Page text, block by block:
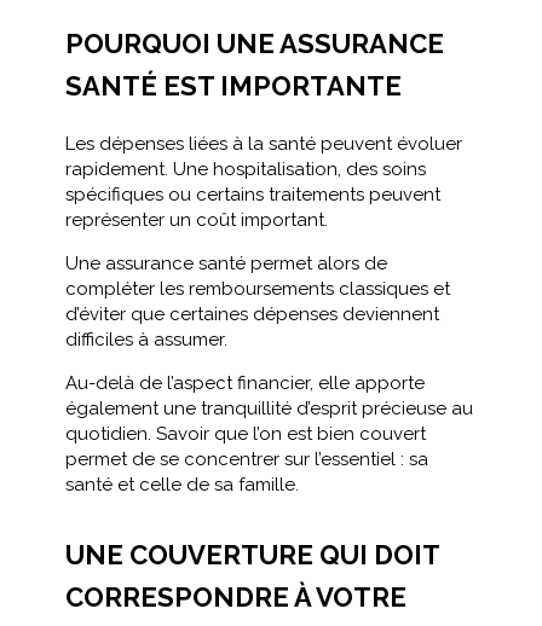
POURQUOI UNE ASSURANCE
SANTÉ EST IMPORTANTE
Les dépenses liées à la santé peuvent évoluer
rapidement. Une hospitalisation, des soins
spécifiques ou certains traitements peuvent
représenter un coût important.
Une assurance santé permet alors de
compléter les remboursements classiques et
d’éviter que certaines dépenses deviennent
difficiles à assumer.
Au-delà de l’aspect financier, elle apporte
également une tranquillité d’esprit précieuse au
quotidien. Savoir que l’on est bien couvert
permet de se concentrer sur l’essentiel : sa
santé et celle de sa famille.
UNE COUVERTURE QUI DOIT
CORRESPONDRE À VOTRE